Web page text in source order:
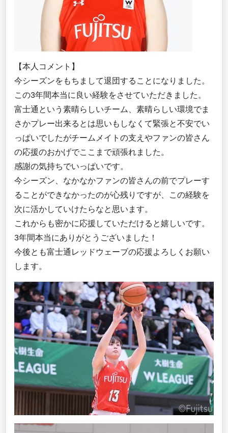
【本人コメント】
今シーズンをもちまして退団することになりました。
この3年間本当に良い経験をさせていただきました。
富士通という素晴らしいチーム、素晴らしい環境でま
さかプレー出来るとは思いもしなくて緊張と不安でい
っぱいでしたがチームメイトの支えやファンの皆さん
の応援のおかげでここまで頑張れました。
感謝の気持ちでいっぱいです。
今シーズン、なかなかファンの皆さんの前でプレーす
ることができなかったのが心残りですが、この経験を
次に活かしていけたらなと思います。
これからも密かに応援していただけると嬉しいです。
3年間本当にありがとうございました！
今後とも富士通レッドウェーブの応援よろしくお願い
します。